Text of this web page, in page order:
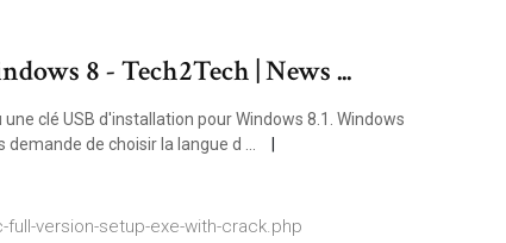
8 - Tech2Tech | News ...
clé USB d'installation pour Windows 8.1. Windows
de choisir la langue d ...
version-setup-exe-with-crack.php